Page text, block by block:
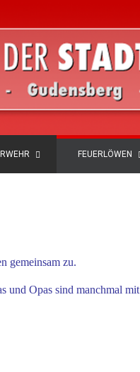
FEUERLÖWEN
gemeinsam zu.
und Opas sind manchmal mit